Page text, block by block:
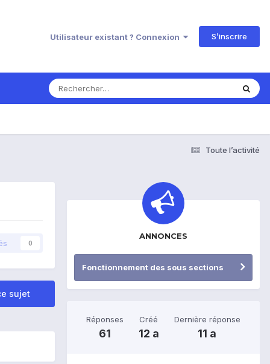
Utilisateur existant ? Connexion S’inscrire
Toute l’activité
0
sujet
ANNONCES
Fonctionnement des sous sections
Réponses
61
Créé
12 a
Dernière réponse
11 a